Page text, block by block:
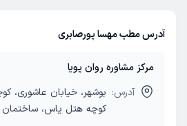
آدرس مطب مهسا پورصابری
مرکز مشاوره روان پویا
آدرس: بوشهر، خیابان عاشوری،
کوچه هتل یاس، ساختمان بهار،